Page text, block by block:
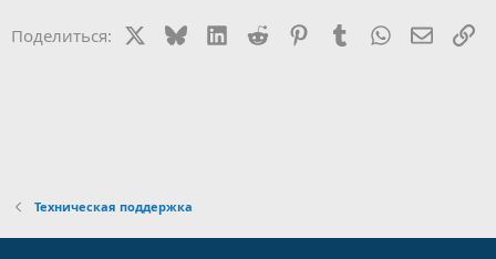
Поделиться: BlueskyLinkedIn
Reddit PinterestTumblr WhatsApp
Техническая поддержка